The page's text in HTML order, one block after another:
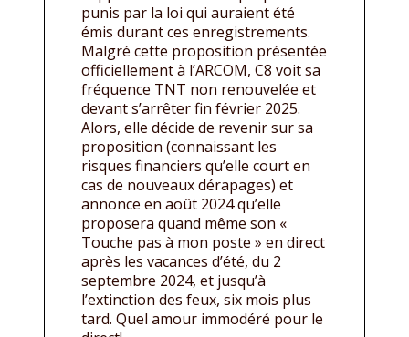
punis par la loi qui auraient été
émis durant ces enregistrements.
Malgré cette proposition présentée
officiellement à l’ARCOM, C8 voit sa
fréquence TNT non renouvelée et
devant s’arrêter fin février 2025.
Alors, elle décide de revenir sur sa
proposition (connaissant les
risques financiers qu’elle court en
cas de nouveaux dérapages) et
annonce en août 2024 qu’elle
proposera quand même son «
Touche pas à mon poste » en direct
après les vacances d’été, du 2
septembre 2024, et jusqu’à
l’extinction des feux, six mois plus
tard. Quel amour immodéré pour le